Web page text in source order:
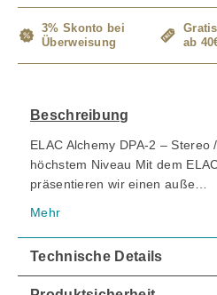
3% Skonto bei
Überweisung
ab
Beschreibung
ELAC Alchemy DPA-2 –
höchstem Niveau Mit dem
präsentieren wir einen auße…
Mehr
Technische Details